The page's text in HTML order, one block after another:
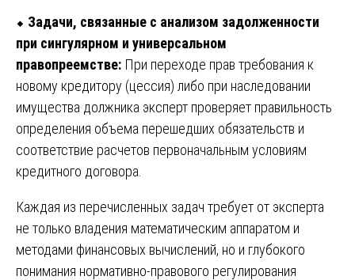
⬥ Задачи, связанные с анализом задолженности
при сингулярном и универсальном
правопреемстве: При переходе прав требования к
новому кредитору (цессия) либо при наследовании
имущества должника эксперт проверяет правильность
определения объема перешедших обязательств и
соответствие расчетов первоначальным условиям
кредитного договора.
Каждая из перечисленных задач требует от эксперта
не только владения математическим аппаратом и
методами финансовых вычислений, но и глубокого
понимания нормативно-правового регулирования